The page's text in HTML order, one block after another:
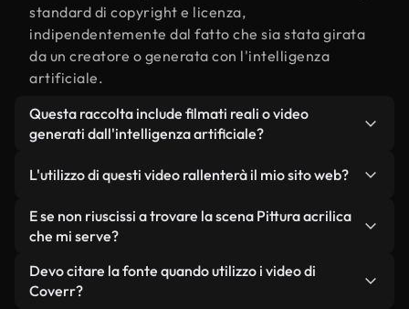
standard di copyright e licenza,
indipendentemente dal fatto che sia stata girata
da un creatore o generata con l'intelligenza
artificiale.
Questa raccolta include filmati reali o video
generati dall'intelligenza artificiale?
da filmati reali, girati da persone, relativi a Pittura
acrilica, e da video generati dall'intelligenza
artificiale. Ogni video è chiaramente etichettato,
L'utilizzo di questi video rallenterà il mio sito web?
Non se scegli le nostre versioni ottimizzate.
Offriamo formati leggeri e pronti per il web,
mantengono alta la qualità, riducono al minimo i
tempi di caricamento e migliorano parametri
E se non riuscissi a trovare la scena Pittura acrilica
che mi serve?
Puoi crearne uno all'istante utilizzando Coverr AI
Studio. Ti basta descrivere la scena, ad esempio
Devo citare la fonte quando utilizzo i video di
Coverr?